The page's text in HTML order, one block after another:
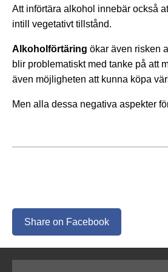
Att införtära alkohol innebär också
intill vegetativt tillstånd.
Alkoholförtäring ökar även risken
blir problematiskt med tanke på att
även möjligheten att kunna köpa
Men alla dessa negativa aspekter
Share on Facebook